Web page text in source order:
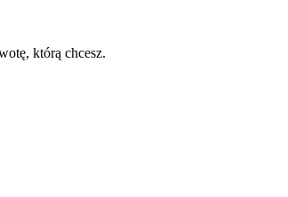
którą chcesz.